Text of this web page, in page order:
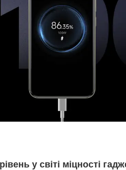
у світі міцності